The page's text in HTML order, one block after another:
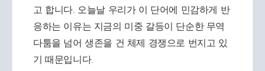
고 합니다. 오늘날 우리가 이 단어에 민감하게 반
응하는 이유는 지금의 미중 갈등이 단순한 무역
다툼을 넘어 생존을 건 체제 경쟁으로 번지고 있
기 때문입니다.